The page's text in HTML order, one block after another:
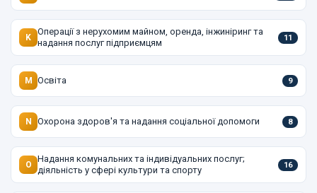
K
Операції з нерухомим майном, оренда, інжиніринг та
надання послуг підприємцям
11
M Освіта 9
N Охорона здоров'я та надання соціальної допомоги 8
O
Надання комунальних та індивідуальних послуг;
діяльність у сфері культури та спорту
16